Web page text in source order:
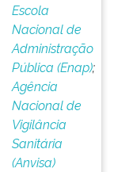
Escola
Nacional de
Administração
Pública (Enap);
Agência
Nacional de
Vigilância
Sanitária
(Anvisa)